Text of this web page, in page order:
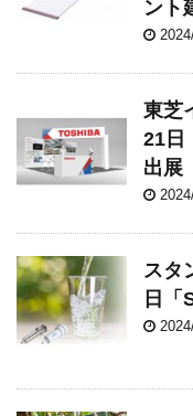
ント
東芝
21日
出展
スタ
日「